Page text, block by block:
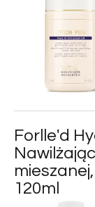
Forlle'd
120ml